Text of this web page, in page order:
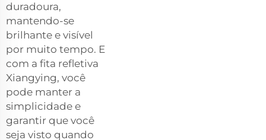
duradoura,
mantendo-se
brilhante e visível
por muito tempo. E
com a fita refletiva
Xiangying, você
pode manter a
simplicidade e
garantir que você
seja visto quando